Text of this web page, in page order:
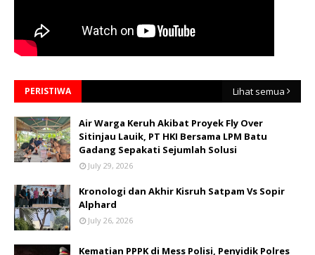
PERISTIWA Lihat semua
Air Warga Keruh Akibat Proyek Fly Over
Sitinjau Lauik, PT HKI Bersama LPM Batu
Gadang Sepakati Sejumlah Solusi
July 29, 2026
Kronologi dan Akhir Kisruh Satpam Vs Sopir
Alphard
July 26, 2026
Kematian PPPK di Mess Polisi, Penyidik Polres